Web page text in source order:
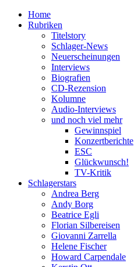
Home
Rubriken
Titelstory
Schlager-News
Neuerscheinungen
Interviews
Biografien
CD-Rezension
Kolumne
Audio-Interviews
und noch viel mehr
Gewinnspiel
Konzertberichte
ESC
Glückwunsch!
TV-Kritik
Schlagerstars
Andrea Berg
Andy Borg
Beatrice Egli
Florian Silbereisen
Giovanni Zarrella
Helene Fischer
Howard Carpendale